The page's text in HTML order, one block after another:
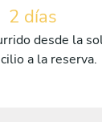
2 días
desde la
a la reserva.